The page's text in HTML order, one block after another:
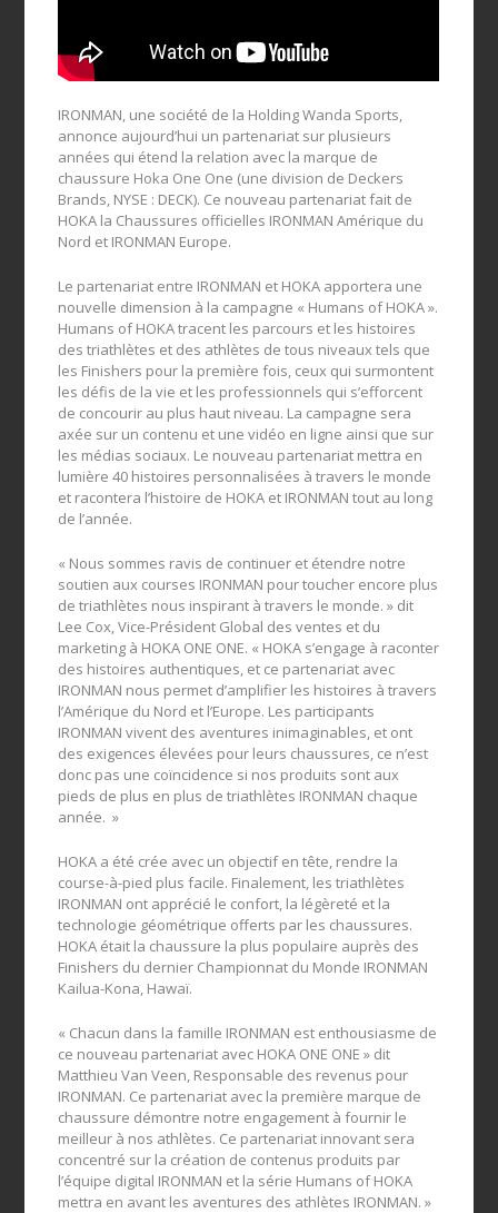
IRONMAN, une société de la Holding Wanda Sports,
annonce aujourd’hui un partenariat sur plusieurs
années qui étend la relation avec la marque de
chaussure Hoka One One (une division de Deckers
Brands, NYSE : DECK). Ce nouveau partenariat fait de
HOKA la Chaussures officielles IRONMAN Amérique du
Nord et IRONMAN Europe.
Le partenariat entre IRONMAN et HOKA apportera une
nouvelle dimension à la campagne « Humans of HOKA ».
Humans of HOKA tracent les parcours et les histoires
des triathlètes et des athlètes de tous niveaux tels que
les Finishers pour la première fois, ceux qui surmontent
les défis de la vie et les professionnels qui s’efforcent
de concourir au plus haut niveau. La campagne sera
axée sur un contenu et une vidéo en ligne ainsi que sur
les médias sociaux. Le nouveau partenariat mettra en
lumière 40 histoires personnalisées à travers le monde
et racontera l’histoire de HOKA et IRONMAN tout au long
de l’année.
« Nous sommes ravis de continuer et étendre notre
soutien aux courses IRONMAN pour toucher encore plus
de triathlètes nous inspirant à travers le monde. » dit
Lee Cox, Vice-Président Global des ventes et du
marketing à HOKA ONE ONE. « HOKA s’engage à raconter
des histoires authentiques, et ce partenariat avec
IRONMAN nous permet d’amplifier les histoires à travers
l’Amérique du Nord et l’Europe. Les participants
IRONMAN vivent des aventures inimaginables, et ont
des exigences élevées pour leurs chaussures, ce n’est
donc pas une coïncidence si nos produits sont aux
pieds de plus en plus de triathlètes IRONMAN chaque
année. »
HOKA a été crée avec un objectif en tête, rendre la
course-à-pied plus facile. Finalement, les triathlètes
IRONMAN ont apprécié le confort, la légèreté et la
technologie géométrique offerts par les chaussures.
HOKA était la chaussure la plus populaire auprès des
Finishers du dernier Championnat du Monde IRONMAN
Kailua-Kona, Hawaï.
« Chacun dans la famille IRONMAN est enthousiasme de
ce nouveau partenariat avec HOKA ONE ONE » dit
Matthieu Van Veen, Responsable des revenus pour
IRONMAN. Ce partenariat avec la première marque de
chaussure démontre notre engagement à fournir le
meilleur à nos athlètes. Ce partenariat innovant sera
concentré sur la création de contenus produits par
l’équipe digital IRONMAN et la série Humans of HOKA
mettra en avant les aventures des athlètes IRONMAN. »